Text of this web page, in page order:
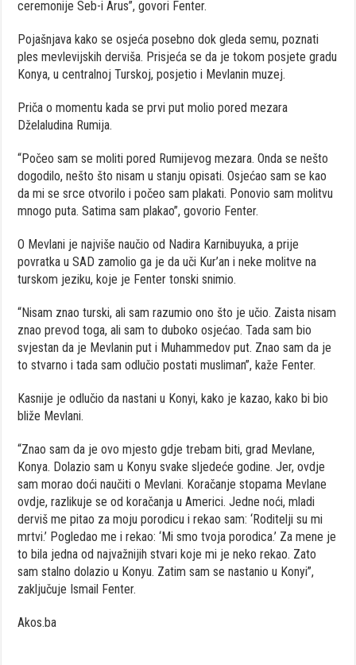
ceremonije Seb-i Arus”, govori Fenter.
Pojašnjava kako se osjeća posebno dok gleda semu, poznati
ples mevlevijskih derviša. Prisjeća se da je tokom posjete gradu
Konya, u centralnoj Turskoj, posjetio i Mevlanin muzej.
Priča o momentu kada se prvi put molio pored mezara
Dželaludina Rumija.
“Počeo sam se moliti pored Rumijevog mezara. Onda se nešto
dogodilo, nešto što nisam u stanju opisati. Osjećao sam se kao
da mi se srce otvorilo i počeo sam plakati. Ponovio sam molitvu
mnogo puta. Satima sam plakao”, govorio Fenter.
O Mevlani je najviše naučio od Nadira Karnibuyuka, a prije
povratka u SAD zamolio ga je da uči Kur’an i neke molitve na
turskom jeziku, koje je Fenter tonski snimio.
“Nisam znao turski, ali sam razumio ono što je učio. Zaista nisam
znao prevod toga, ali sam to duboko osjećao. Tada sam bio
svjestan da je Mevlanin put i Muhammedov put. Znao sam da je
to stvarno i tada sam odlučio postati musliman”, kaže Fenter.
Kasnije je odlučio da nastani u Konyi, kako je kazao, kako bi bio
bliže Mevlani.
“Znao sam da je ovo mjesto gdje trebam biti, grad Mevlane,
Konya. Dolazio sam u Konyu svake sljedeće godine. Jer, ovdje
sam morao doći naučiti o Mevlani. Koračanje stopama Mevlane
ovdje, razlikuje se od koračanja u Americi. Jedne noći, mladi
derviš me pitao za moju porodicu i rekao sam: ‘Roditelji su mi
mrtvi.’ Pogledao me i rekao: ‘Mi smo tvoja porodica.’ Za mene je
to bila jedna od najvažnijih stvari koje mi je neko rekao. Zato
sam stalno dolazio u Konyu. Zatim sam se nastanio u Konyi”,
zaključuje Ismail Fenter.
Akos.ba